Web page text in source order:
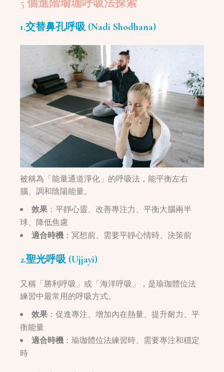
5 個進階瑜珈呼吸法探索
1.交替鼻孔呼吸 (Nadi Shodhana)
被稱為「能量通道淨化」的呼吸法，能平衡左右
腦、調和陰陽能量。
效果 ：平靜心靈、改善專注力、平衡大腦兩半
球、降低焦慮
適合時機 ：冥想前、需要平靜心情時、決策前
2.聖光呼吸 (Ujjayi)
又稱「勝利呼吸」或「海洋呼吸」，是瑜珈體位法
練習中最常用的呼吸方式。
效果 ：促進專注、增加內在熱量、提升耐力、平
衡能量
適合時機 ：瑜珈體位法練習時、需要專注和穩定
時